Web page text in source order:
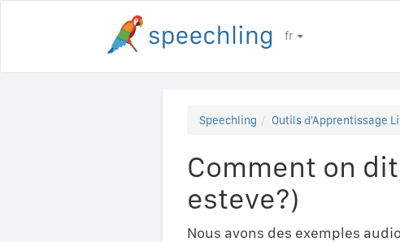
fr
Speechling Outils d'Apprentissage
Comment on
esteve?)
Nous avons des exemples